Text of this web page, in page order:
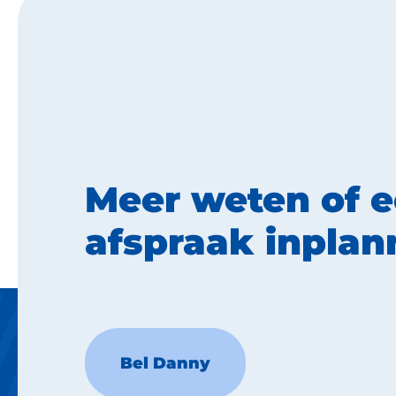
Meer weten of
afspraak
Bel Danny